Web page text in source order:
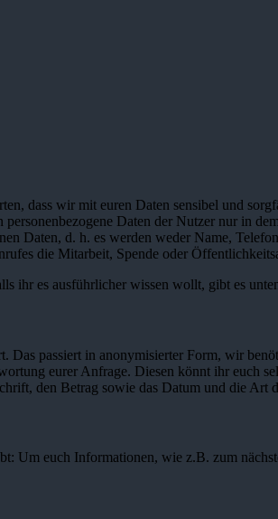
dass wir mit euren Daten sensibel und
personenbezogene Daten der Nutzer nur in
Daten, d. h. es werden weder Name,
die Mitarbeit, Spende oder
ihr es ausführlicher wissen wollt, gibt es
Das passiert in anonymisierter Form, wir
eurer Anfrage. Diesen könnt ihr euch
den Betrag sowie das Datum und die
Um euch Informationen, wie z.B. zum